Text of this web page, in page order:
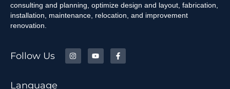
consulting and planning, optimize design and layout, fabrication,
installation, maintenance, relocation, and improvement
renovation.
Follow Us
Language